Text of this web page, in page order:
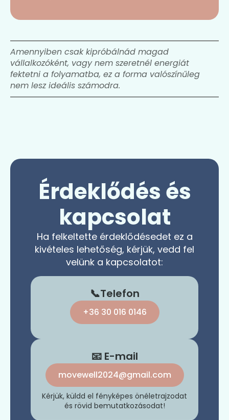
Amennyiben csak kipróbálnád magad
vállalkozóként, vagy nem szeretnél energiát
fektetni a folyamatba, ez a forma valószínűleg
nem lesz ideális számodra.
Érdeklődés és
kapcsolat
Ha felkeltette érdeklődésedet ez a
kivételes lehetőség, kérjük, vedd fel
velünk a kapcsolatot:
📞Telefon
+36 30 016 0146
📧 E-mail
movewell2024@gmail.com
Kérjük, küldd el fényképes önéletrajzodat
és rövid bemutatkozásodat!